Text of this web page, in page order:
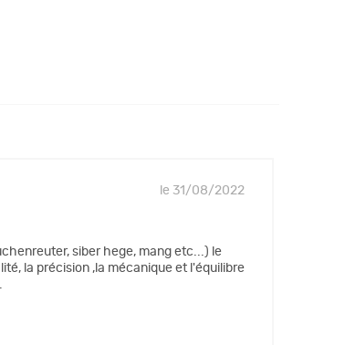
le 31/08/2022
siber hege, mang etc...) le
la précision ,la mécanique et l'équilibre